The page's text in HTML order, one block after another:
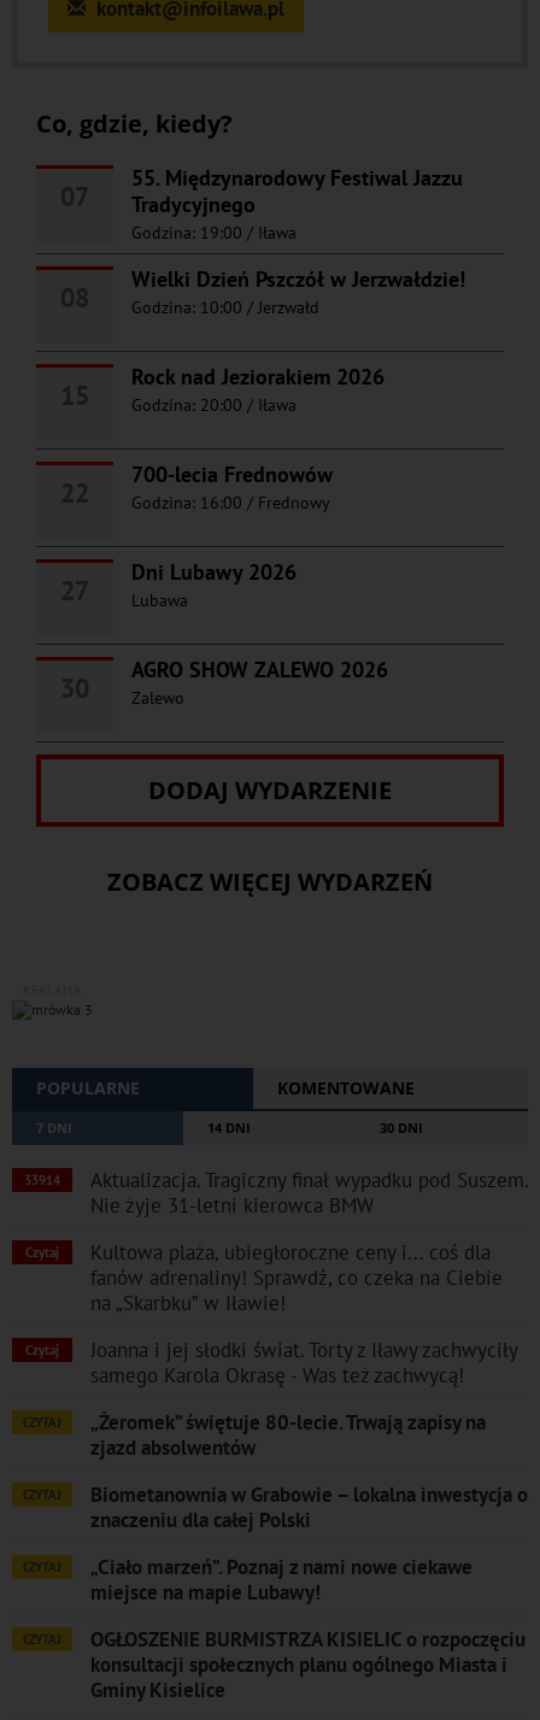
kontakt@infoilawa.pl
Co, gdzie, kiedy?
55. Międzynarodowy Festiwal Jazzu
Tradycyjnego
Godzina: 19:00 / Iława
Wielki Dzień Pszczół w Jerzwałdzie!
Godzina: 10:00 / Jerzwałd
Rock nad Jeziorakiem 2026
Godzina: 20:00 / Iława
700-lecia Frednowów
Godzina: 16:00 / Frednowy
Dni Lubawy 2026
Lubawa
AGRO SHOW ZALEWO 2026
Zalewo
DODAJ WYDARZENIE
ZOBACZ WIĘCEJ WYDARZEŃ
POPULARNE KOMENTOWANE
7 DNI 14 DNI 30 DNI
33914
Aktualizacja. Tragiczny finał wypadku pod Suszem.
Nie żyje 31-letni kierowca BMW
Czytaj
Kultowa plaża, ubiegłoroczne ceny i... coś dla
fanów adrenaliny! Sprawdź, co czeka na Ciebie
na „Skarbku” w Iławie!
Czytaj
Joanna i jej słodki świat. Torty z Iławy zachwyciły
samego Karola Okrasę - Was też zachwycą!
CZYTAJ
„Żeromek” świętuje 80-lecie. Trwają zapisy na
zjazd absolwentów
CZYTAJ
Biometanownia w Grabowie – lokalna inwestycja o
znaczeniu dla całej Polski
CZYTAJ
„Ciało marzeń”. Poznaj z nami nowe ciekawe
miejsce na mapie Lubawy!
CZYTAJ
OGŁOSZENIE BURMISTRZA KISIELIC o rozpoczęciu
konsultacji społecznych planu ogólnego Miasta i
Gminy Kisielice